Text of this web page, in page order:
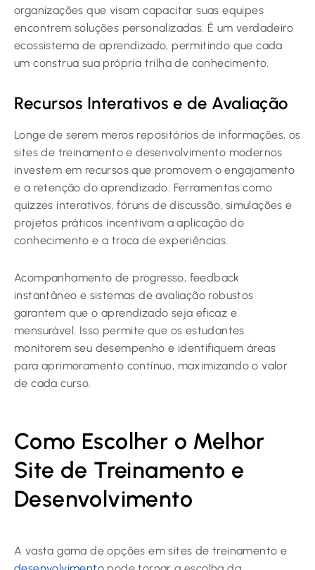
organizações que visam capacitar suas equipes
encontrem soluções personalizadas. É um verdadeiro
ecossistema de aprendizado, permitindo que cada
um construa sua própria trilha de conhecimento.
Recursos Interativos e de Avaliação
Longe de serem meros repositórios de informações, os
sites de treinamento e desenvolvimento modernos
investem em recursos que promovem o engajamento
e a retenção do aprendizado. Ferramentas como
quizzes interativos, fóruns de discussão, simulações e
projetos práticos incentivam a aplicação do
conhecimento e a troca de experiências.
Acompanhamento de progresso, feedback
instantâneo e sistemas de avaliação robustos
garantem que o aprendizado seja eficaz e
mensurável. Isso permite que os estudantes
monitorem seu desempenho e identifiquem áreas
para aprimoramento contínuo, maximizando o valor
de cada curso.
Como Escolher o Melhor
Site de Treinamento e
Desenvolvimento
A vasta gama de opções em sites de treinamento e